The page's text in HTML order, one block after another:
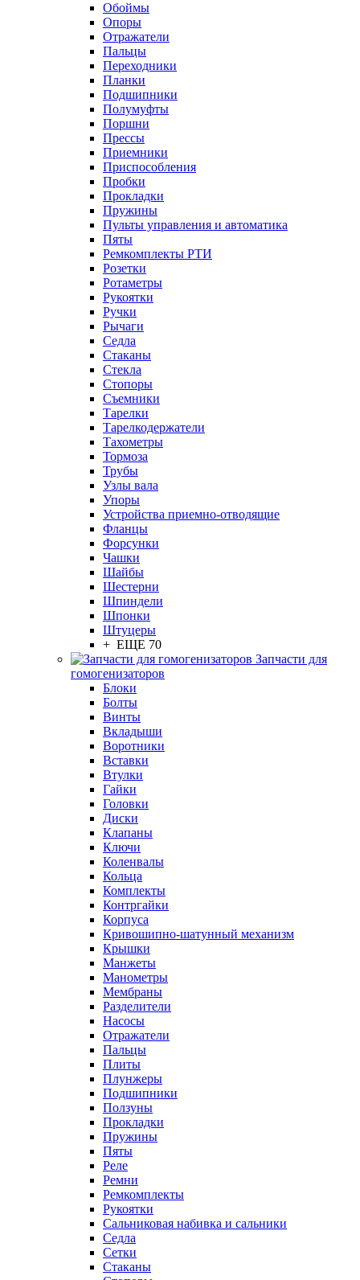
Обоймы
Опоры
Отражатели
Пальцы
Переходники
Планки
Подшипники
Полумуфты
Поршни
Прессы
Приемники
Приспособления
Пробки
Прокладки
Пружины
Пульты управления и автоматика
Пяты
Ремкомплекты РТИ
Розетки
Ротаметры
Рукоятки
Ручки
Рычаги
Седла
Стаканы
Стекла
Стопоры
Съемники
Тарелки
Тарелкодержатели
Тахометры
Тормоза
Трубы
Узлы вала
Упоры
Устройства приемно-отводящие
Фланцы
Форсунки
Чашки
Шайбы
Шестерни
Шпиндели
Шпонки
Штуцеры
+ ЕЩЕ 70
Запчасти для
гомогенизаторов
Блоки
Болты
Винты
Вкладыши
Воротники
Вставки
Втулки
Гайки
Головки
Диски
Клапаны
Ключи
Коленвалы
Кольца
Комплекты
Контргайки
Корпуса
Кривошипно-шатунный механизм
Крышки
Манжеты
Манометры
Мембраны
Разделители
Насосы
Отражатели
Пальцы
Плиты
Плунжеры
Подшипники
Ползуны
Прокладки
Пружины
Пяты
Реле
Ремни
Ремкомплекты
Рукоятки
Сальниковая набивка и сальники
Седла
Сетки
Стаканы